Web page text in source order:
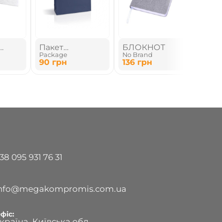
Пакет
паперовий
Package
90 грн
БЛОКНОТ
No Brand
136 грн
095 931 76 31